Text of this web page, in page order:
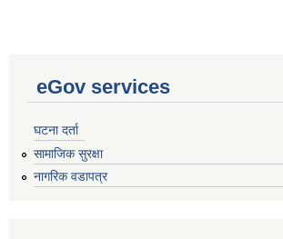
eGov services
घटना दर्ता
सामाजिक सुरक्षा
नागरिक वडापत्र